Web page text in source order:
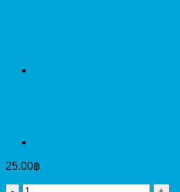
25.00฿